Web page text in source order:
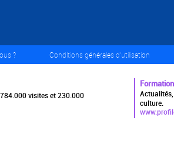
? Conditions générales d'utilisation
visites et 230.000
Formation
culture.